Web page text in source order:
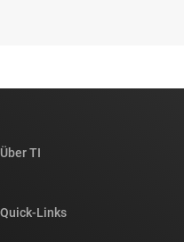
Über TI
Quick-Links